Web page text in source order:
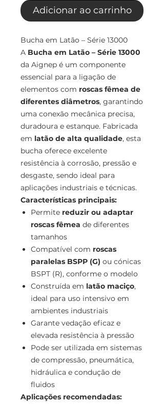
Adicionar ao carrinho
Bucha em Latão – Série 13000
A Bucha em Latão – Série 13000
da Aignep é um componente
essencial para a ligação de
elementos com roscas fêmea de
diferentes diâmetros, garantindo
uma conexão mecânica precisa,
duradoura e estanque. Fabricada
em latão de alta qualidade, esta
bucha oferece excelente
resistência à corrosão, pressão e
desgaste, sendo ideal para
aplicações industriais e técnicas.
Características principais:
Permite reduzir ou adaptar
roscas fêmea de diferentes
tamanhos
Compatível com roscas
paralelas BSPP (G) ou cónicas
BSPT (R), conforme o modelo
Construída em latão maciço,
ideal para uso intensivo em
ambientes industriais
Garante vedação eficaz e
elevada resistência à pressão
Pode ser utilizada em sistemas
de compressão, pneumática,
hidráulica e condução de
fluidos
Aplicações recomendadas: